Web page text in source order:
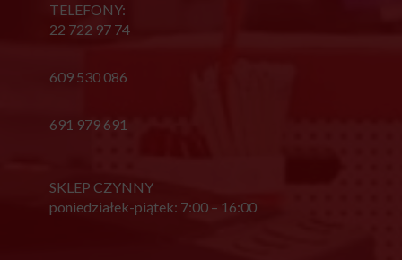
TELEFONY:
22 722 97 74
609 530 086
691 979 691
SKLEP CZYNNY
poniedziałek-piątek: 7:00 – 16:00